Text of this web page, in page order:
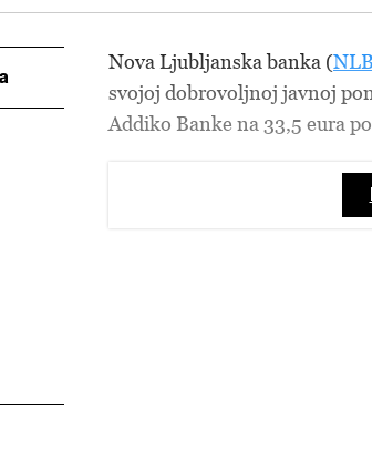
Nova Ljubljanska banka (NLB
svojoj dobrovoljnoj javnoj
Addiko Banke na 33,5 eura